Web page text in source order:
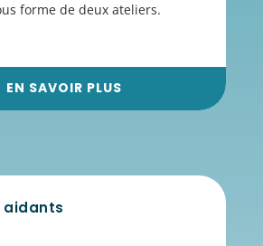
forme de deux ateliers.
EN SAVOIR PLUS
aidants